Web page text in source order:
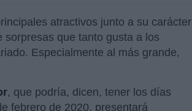
atractivos junto a su carácter
sorpresas que tanto gusta a los
Especialmente al más grande,
, que podría, dicen, tener los días
febrero de 2020, presentará